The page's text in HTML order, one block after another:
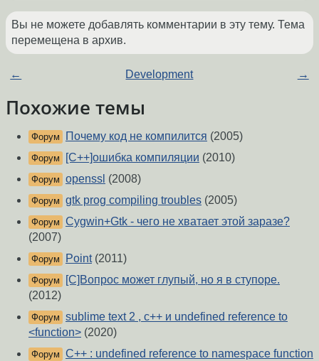
Вы не можете добавлять комментарии в эту тему. Тема
перемещена в архив.
← Development →
Похожие темы
Форум Почему код не компилится (2005)
Форум [C++]ошибка компиляции (2010)
Форум openssl (2008)
Форум gtk prog compiling troubles (2005)
Форум Cygwin+Gtk - чего не хватает этой заразе?
(2007)
Форум Point(2011)
Форум
[C]Вопрос может глупый, но я в ступоре.
(2012)
Форум sublime text 2 , c++ и undefined reference to
<function> (2020)
Форум C++ : undefined reference to namespace function